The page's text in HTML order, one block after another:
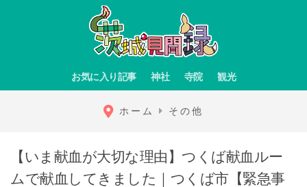
お気に入り記事 神社 寺院 観光
ホーム その他
【いま献血が大切な理由】つくば献血ルー
ムで献血してきました｜つくば市【緊急事